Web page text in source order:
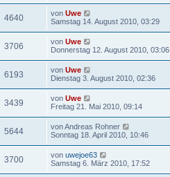
4640 von Uwe
Samstag 14. August 2010, 03:29
3706 von Uwe
Donnerstag 12. August 2010, 03:06
6193 von Uwe
Dienstag 3. August 2010, 02:36
3439 von Uwe
Freitag 21. Mai 2010, 09:14
5644 vonAndreas Rohner
Sonntag 18. April 2010, 10:46
3700 von uwejoe63
Samstag 6. März 2010, 17:52